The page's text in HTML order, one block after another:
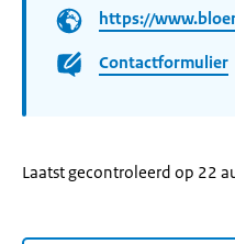
https://
Contactformulier
Laatst gecontroleerd op 22